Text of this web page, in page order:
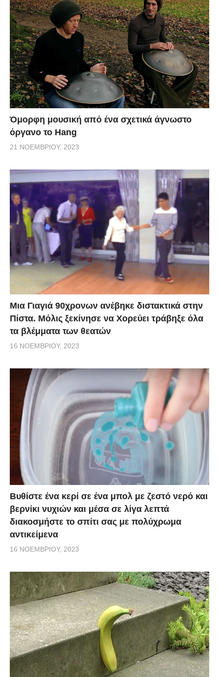
Όμορφη μουσική από ένα σχετικά άγνωστο
όργανο το Hang
21 ΝΟΕΜΒΡΊΟΥ, 2023
Μια Γιαγιά 90χρονων ανέβηκε διστακτικά στην
Πίστα. Μόλις ξεκίνησε να Χορεύει τράβηξε όλα
τα βλέμματα των θεατών
16 ΝΟΕΜΒΡΊΟΥ, 2023
Βυθίστε ένα κερί σε ένα μπολ με ζεστό νερό και
βερνίκι νυχιών και μέσα σε λίγα λεπτά
διακοσμήστε το σπίτι σας με πολύχρωμα
αντικείμενα
16 ΝΟΕΜΒΡΊΟΥ, 2023